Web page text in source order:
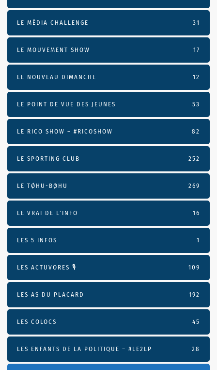
LE MÉDIA CHALLENGE 31
LE MOUVEMENT SHOW 17
LE NOUVEAU DIMANCHE 12
LE POINT DE VUE DES JEUNES 53
LE RICO SHOW – #RICOSHOW 82
LE SPORTING CLUB 252
LE TØHU-BØHU 269
LE VRAI DE L’INFO 16
LES 5 INFOS 1
LES ACTUVORES 🎙 109
LES AS DU PLACARD 192
LES COLOCS 45
LES ENFANTS DE LA POLITIQUE – #LE2LP 28